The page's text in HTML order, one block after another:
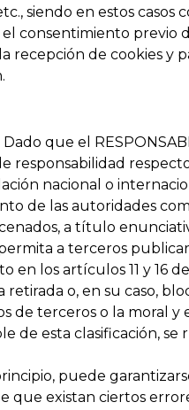
siendo en estos casos
el consentimiento previo
de cookies y
que el
nacional o
de las autoridades
a título
a terceros
los artículos 11 y 16
o, en su caso,
de terceros o la moral
esta clasificación,
puede
que existan ciertos